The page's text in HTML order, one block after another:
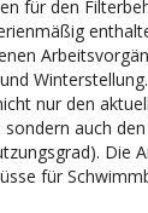
für den
nur den
auch
Die
für